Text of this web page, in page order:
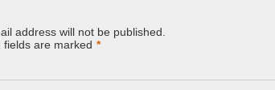
address will not be published.
fields are marked *